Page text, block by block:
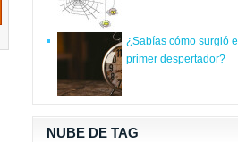
¿Sabías cómo surgió el
primer despertador?
NUBE DE TAG